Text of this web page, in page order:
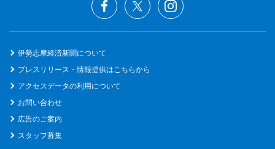
伊勢志摩経済新聞について
プレスリリース・情報提供はこちらから
アクセスデータの利用について
お問い合わせ
広告のご案内
スタッフ募集